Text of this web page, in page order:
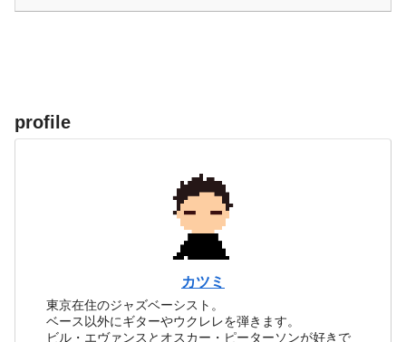
profile
カツミ
東京在住のジャズベーシスト。
ベース以外にギターやウクレレを弾きます。
ビル・エヴァンスとオスカー・ピーターソンが好きで